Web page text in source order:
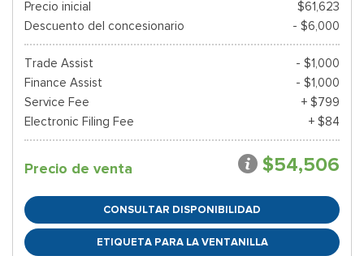
Precio inicial
$61,623
Descuento del concesionario
- $6,000
Trade Assist
- $1,000
Finance Assist
- $1,000
Service Fee
+ $799
Electronic Filing Fee
+ $84
Precio de venta $54,506
CONSULTAR DISPONIBILIDAD
ETIQUETA PARA LA VENTANILLA